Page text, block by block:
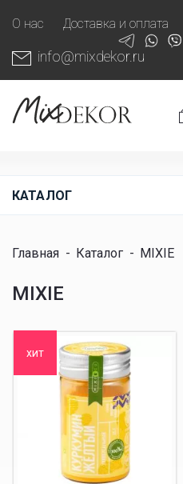
О нас Доставка и оплата
info@mixdekor.ru
КАТАЛОГ
Главная - Каталог - MIXIE
MIXIE
хит